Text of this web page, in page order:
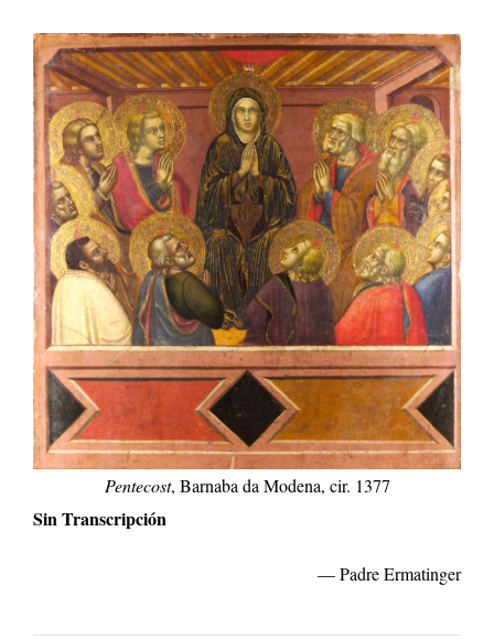
Pentecost, Barnaba da Modena, cir. 1377
Sin Transcripción
— Padre Ermatinger